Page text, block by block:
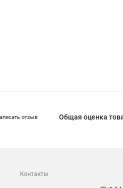
отзыв Общая оценка
Контакты